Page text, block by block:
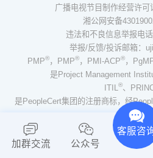
广播电视节目制作经营许可
湘公网安备
违法和不良信息举报电
举报/反馈/投诉邮箱：
PMP®，PMP®，PMI-ACP®，
是Project Management
ITIL®、
是PeopleCert集团的注册商标，经
加群交流 公众号
客服咨